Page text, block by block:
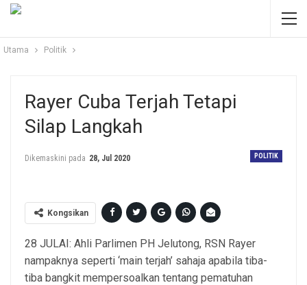
Utama Politik
Rayer Cuba Terjah Tetapi
Silap Langkah
POLITIK
Dikemaskini pada 28, Jul 2020
Kongsikan
28 JULAI: Ahli Parlimen PH Jelutong, RSN Rayer
nampaknya seperti ‘main terjah’ sahaja apabila tiba-
tiba bangkit mempersoalkan tentang pematuhan